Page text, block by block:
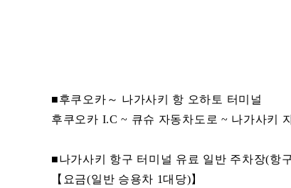
■후쿠오카～ 나가사키 항 오하토 터미널
후쿠오카 I.C ~ 큐슈 자동차도로 ~ 나가사키
■나가사키 항구 터미널 유료 일반 주차장(항
【요금(일반 승용차 1대당)】